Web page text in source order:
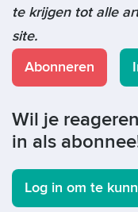
te krijgen tot alle
site.
Abonneren
Wil je
in als
Log in om te